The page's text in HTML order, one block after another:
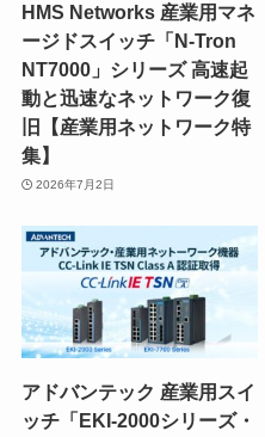
HMS Networks 産業用マネ
ージドスイッチ「N-Tron
NT7000」シリーズ 高速起
動と迅速なネットワーク復
旧【産業用ネットワーク特
集】
2026年7月2日
アドバンテック 産業用スイ
ッチ「EKI-2000シリーズ・